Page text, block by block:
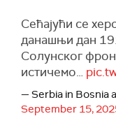
Сећајући се
данашњи дан
Солунског
истичемо…
— Serbia in Bosnia
September 15,